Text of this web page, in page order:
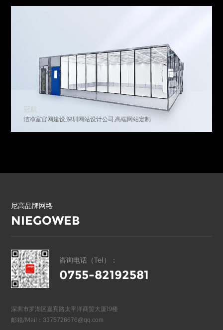
冠航
洁净室官网建设,深圳网站设计公司,高端网站定制
尼高品牌网络
NIEGOWEB
咨询电话（Tel）：
0755-82192581
深圳市罗湖区嘉宾路太平洋商贸大厦19楼
邮箱/Mail： 3375726676@qq.com